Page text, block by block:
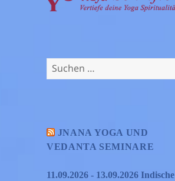
Suchen
nach:
JNANA YOGA UND
VEDANTA SEMINARE
11.09.2026 - 13.09.2026 Indische